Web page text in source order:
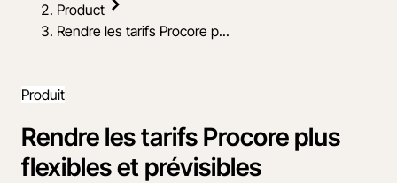
Product
Rendre les tarifs Procore p...
Produit
Rendre les tarifs Procore plus
flexibles et prévisibles